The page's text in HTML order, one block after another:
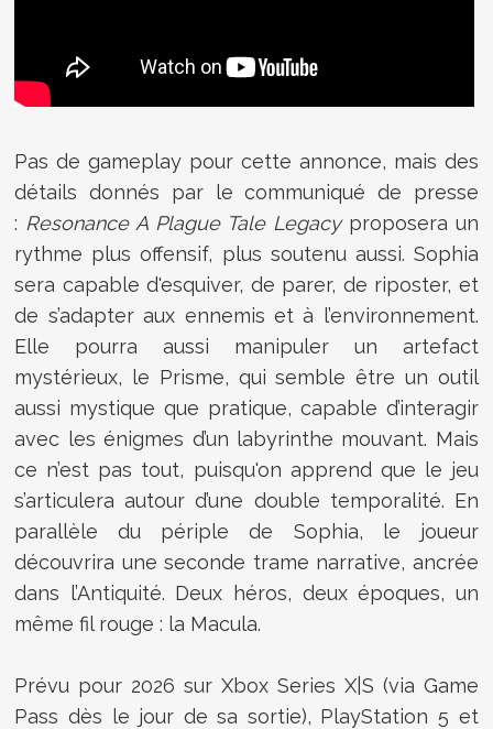
Pas de gameplay pour cette annonce, mais des
détails donnés par le communiqué de presse
: Resonance A Plague Tale Legacyproposera un
rythme plus offensif, plus soutenu aussi. Sophia
sera capable d'esquiver, de parer, de riposter, et
de s’adapter aux ennemis et à l’environnement.
Elle pourra aussi manipuler un artefact
mystérieux, le Prisme, qui semble être un outil
aussi mystique que pratique, capable d’interagir
avec les énigmes d’un labyrinthe mouvant. Mais
ce n’est pas tout, puisqu'on apprend que le jeu
s’articulera autour d’une double temporalité. En
parallèle du périple de Sophia, le joueur
découvrira une seconde trame narrative, ancrée
dans l’Antiquité. Deux héros, deux époques, un
même fil rouge : la Macula.
Prévu pour 2026 sur Xbox Series X|S (via Game
Pass dès le jour de sa sortie), PlayStation 5 et